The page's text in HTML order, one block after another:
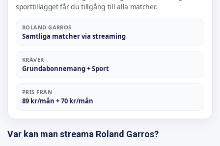
sporttillägget får du tillgång till alla matcher.
ROLAND GARROS
Samtliga matcher via streaming
KRÄVER
Grundabonnemang + Sport
PRIS FRÅN
89 kr/mån + 70 kr/mån
Var kan man streama Roland Garros?